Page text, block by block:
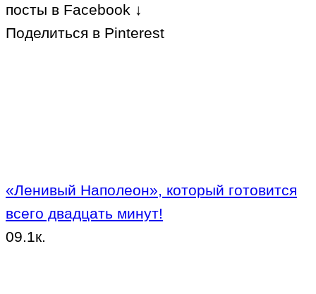
посты в Facebook ↓
Поделиться в Pinterest
«Ленивый Наполеон», который готовится
всего двадцать минут!
09.1к.